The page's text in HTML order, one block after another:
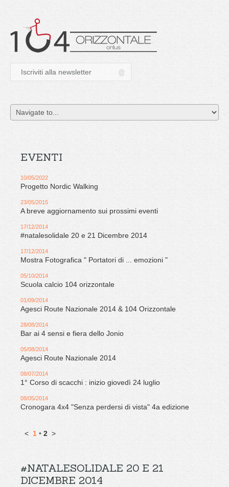
EVENTI
10/05/2022
Progetto Nordic Walking
23/05/2015
A breve aggiornamento sui prossimi eventi
17/12/2014
#natalesolidale 20 e 21 Dicembre 2014
17/12/2014
Mostra Fotografica " Portatori di ... emozioni "
05/10/2014
Scuola calcio 104 orizzontale
01/09/2014
Agesci Route Nazionale 2014 & 104 Orizzontale
28/08/2014
Bar ai 4 sensi e fiera dello Jonio
05/08/2014
Agesci Route Nazionale 2014
08/07/2014
1° Corso di scacchi : inizio giovedì 24 luglio
08/05/2014
Cronogara 4x4 "Senza perdersi di vista" 4a edizione
< 1 • 2 >
#NATALESOLIDALE 20 E 21
DICEMBRE 2014